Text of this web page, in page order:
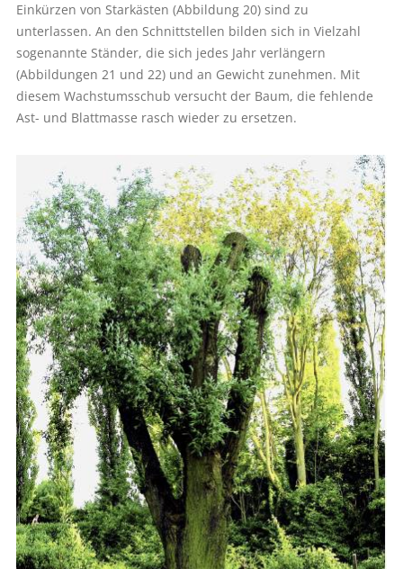
Einkürzen von Starkästen (Abbildung 20) sind zu
unterlassen. An den Schnittstellen bilden sich in Vielzahl
sogenannte Ständer, die sich jedes Jahr verlängern
(Abbildungen 21 und 22) und an Gewicht zunehmen. Mit
diesem Wachstumsschub versucht der Baum, die fehlende
Ast- und Blattmasse rasch wieder zu ersetzen.